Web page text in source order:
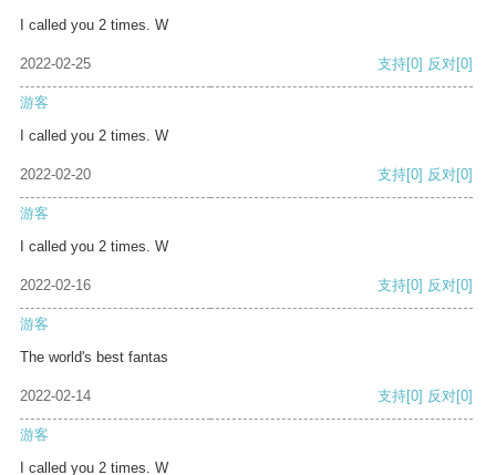
I called you 2 times. W
2022-02-25 支持[0] 反对[0]
游客
I called you 2 times. W
2022-02-20 支持[0] 反对[0]
游客
I called you 2 times. W
2022-02-16 支持[0] 反对[0]
游客
The world's best fantas
2022-02-14 支持[0] 反对[0]
游客
I called you 2 times. W